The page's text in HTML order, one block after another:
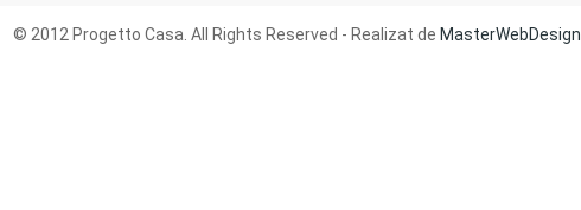
© 2012 Progetto Casa. All Rights Reserved - Realizat de MasterWebDesign